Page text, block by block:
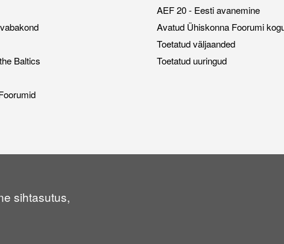
Baltics
AEF 20 - Eesti avanemine
Avatud Ühiskonna Foorumi
Toetatud väljaanded
Toetatud uuringud
sihtasutus,